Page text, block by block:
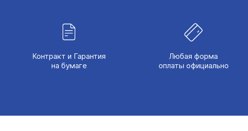
Контракт и Гарантия
на бумаге
Любая форма
оплаты официально